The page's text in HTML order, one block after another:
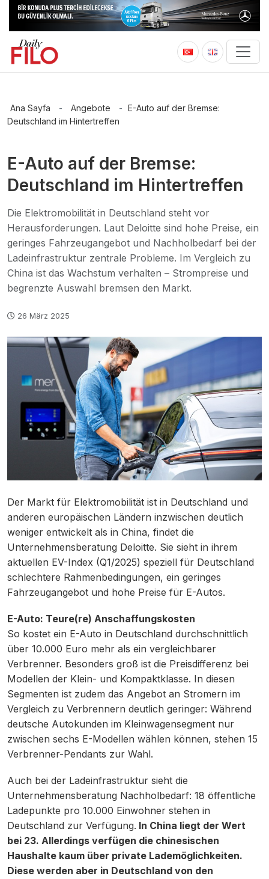
Ana Sayfa - Angebote - E-Auto auf der Bremse:
Deutschland im Hintertreffen
E-Auto auf der Bremse:
Deutschland im Hintertreffen
Die Elektromobilität in Deutschland steht vor
Herausforderungen. Laut Deloitte sind hohe Preise, ein
geringes Fahrzeugangebot und Nachholbedarf bei der
Ladeinfrastruktur zentrale Probleme. Im Vergleich zu
China ist das Wachstum verhalten – Strompreise und
begrenzte Auswahl bremsen den Markt.
26 März 2025
Der Markt für Elektromobilität ist in Deutschland und
anderen europäischen Ländern inzwischen deutlich
weniger entwickelt als in China, findet die
Unternehmensberatung Deloitte. Sie sieht in ihrem
aktuellen EV-Index (Q1/2025) speziell für Deutschland
schlechtere Rahmenbedingungen, ein geringes
Fahrzeugangebot und hohe Preise für E-Autos.
E-Auto: Teure(re) Anschaffungskosten
So kostet ein E-Auto in Deutschland durchschnittlich
über 10.000 Euro mehr als ein vergleichbarer
Verbrenner. Besonders groß ist die Preisdifferenz bei
Modellen der Klein- und Kompaktklasse. In diesen
Segmenten ist zudem das Angebot an Stromern im
Vergleich zu Verbrennern deutlich geringer: Während
deutsche Autokunden im Kleinwagensegment nur
zwischen sechs E-Modellen wählen können, stehen 15
Verbrenner-Pendants zur Wahl.
Auch bei der Ladeinfrastruktur sieht die
Unternehmensberatung Nachholbedarf: 18 öffentliche
Ladepunkte pro 10.000 Einwohner stehen in
Deutschland zur Verfügung. In China liegt der Wert
bei 23. Allerdings verfügen die chinesischen
Haushalte kaum über private Lademöglichkeiten.
Diese werden aber in Deutschland von den